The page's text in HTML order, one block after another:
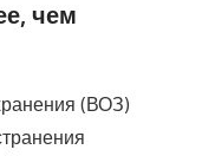
чем
(ВОЗ)